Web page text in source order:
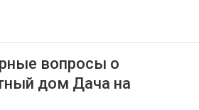
вопросы о
дом Дача на